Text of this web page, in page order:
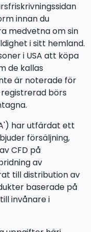
innan du
medvetna om sin
i sitt hemland.
i USA att köpa
de kallas
är noterade för
börs
har utfärdat ett
försäljning,
CFD på
av
till distribution av
baserade på
invånare i